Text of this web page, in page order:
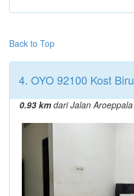
Back to Top
4. OYO 92100 Kost Biru
0.93 kmdari Jalan Aroeppala